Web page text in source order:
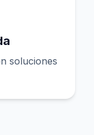
soluciones